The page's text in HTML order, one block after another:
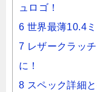
ュロゴ！
6 世界最薄10.4ミ
7 レザークラッ
に！
8 スペック詳細